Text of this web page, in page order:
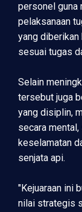
personel guna
pelaksanaan
yang diberikan
sesuai tugas
Selain
tersebut juga
yang disiplin,
secara
keselamatan
senjata api.
"Kejuaraan ini
nilai strategis